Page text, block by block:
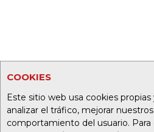
COOKIES
Este sitio web usa cookies
analizar el tráfico, mejorar
comportamiento del usuario. Para